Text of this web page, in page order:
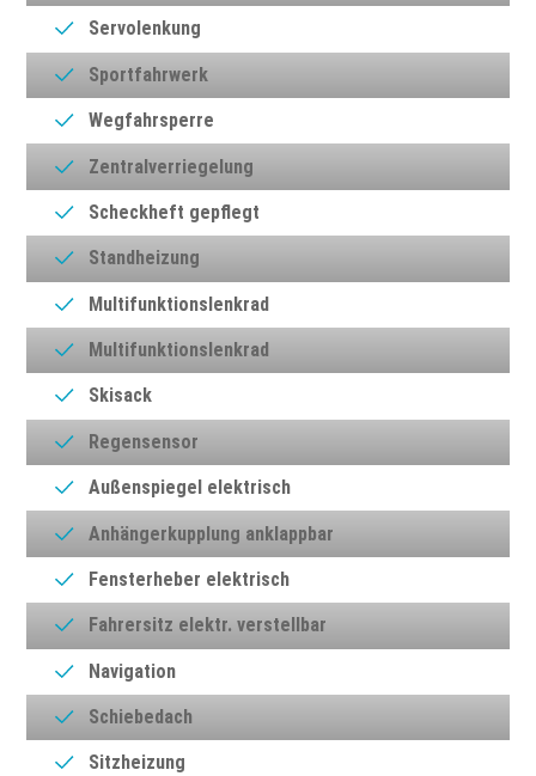
Servolenkung
Sportfahrwerk
Wegfahrsperre
Zentralverriegelung
Scheckheft gepflegt
Standheizung
Multifunktionslenkrad
Multifunktionslenkrad
Skisack
Regensensor
Außenspiegel elektrisch
Anhängerkupplung anklappbar
Fensterheber elektrisch
Fahrersitz elektr. verstellbar
Navigation
Schiebedach
Sitzheizung